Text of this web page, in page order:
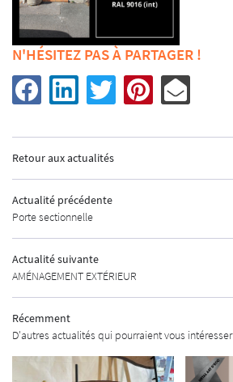
ACCUEIL
EXTÉRIEURS
MENUISERIE
INDUSTRIELLES
MÉTALLERIE
SHOWROOM
PRODUITS
D'ENTRÉE
& VOLETS
N'HÉSITEZ PAS À PARTAGER !
Retour aux actualités
Actualité précédente
Porte sectionnelle
Actualité suivante
AMÉNAGEMENT EXTÉRIEUR
Récemment
D'autres actualités qui pourraient vous intéresser